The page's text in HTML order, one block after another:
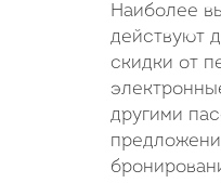
Наиболее
действуют
скидки от
другими